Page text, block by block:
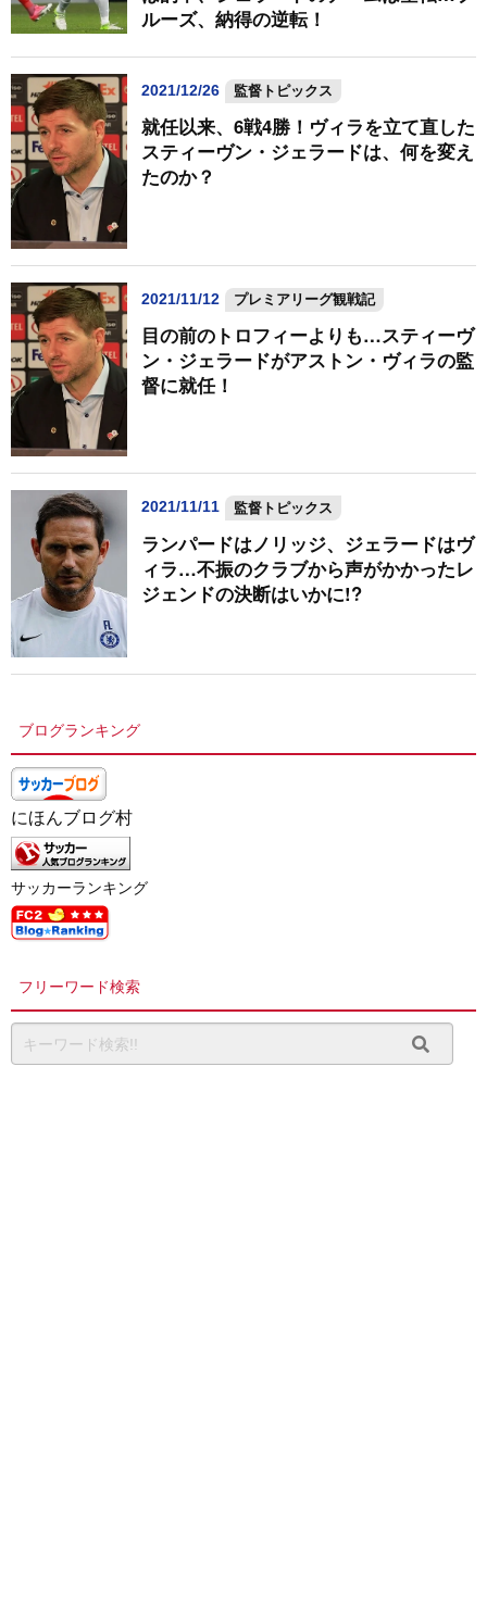
ルーズ、納得の逆転！
2021/12/26 監督トピックス
就任以来、6戦4勝！ヴィラを立て直した
スティーヴン・ジェラードは、何を変え
たのか？
2021/11/12 プレミアリーグ観戦記
目の前のトロフィーよりも…スティーヴ
ン・ジェラードがアストン・ヴィラの監
督に就任！
2021/11/11 監督トピックス
ランパードはノリッジ、ジェラードはヴ
ィラ…不振のクラブから声がかかったレ
ジェンドの決断はいかに!?
ブログランキング
にほんブログ村
サッカーランキング
フリーワード検索